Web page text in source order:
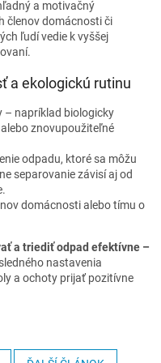
a motivačný
členov domácnosti či
ľudí vedie k vyššej
a ekologickú rutinu
– napríklad biologicky
znovupoužiteľné
odpadu, ktoré sa môžu
separovanie závisí aj od
domácnosti alebo tímu o
a triediť odpad efektívne –
nastavenia
a ochoty prijať pozitívne